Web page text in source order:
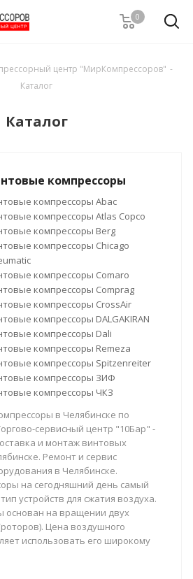
0
центр "МирКомпрессоров" -
Каталог
Каталог
компрессоры
компрессоры Abac
компрессоры Atlas Copco
компрессоры Berg
компрессоры Chicago
компрессоры Comaro
компрессоры Comprag
компрессоры CrossAir
компрессоры DALGAKIRAN
компрессоры Dali
компрессоры Remeza
компрессоры Spitzenreiter
компрессоры ЗИФ
компрессоры ЧКЗ
в Челябинске по
сервисный центр "10Бар" -
и монтаж винтовых
Ремонт и сервис
в Челябинске.
на сегодняшний день самый
устройств для сжатия воздуха.
основан на вращении двух
Цена воздушного
использовать его широкому